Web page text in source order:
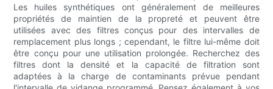
Les huiles synthétiques ont généralement de meilleures
propriétés de maintien de la propreté et peuvent être
utilisées avec des filtres conçus pour des intervalles de
remplacement plus longs ; cependant, le filtre lui-même doit
être conçu pour une utilisation prolongée. Recherchez des
filtres dont la densité et la capacité de filtration sont
adaptées à la charge de contaminants prévue pendant